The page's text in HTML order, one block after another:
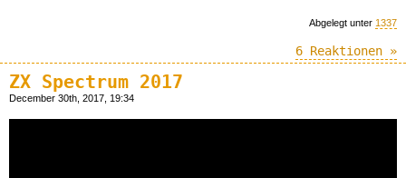
Abgelegt unter 1337
6 Reaktionen »
ZX Spectrum 2017
December 30th, 2017, 19:34